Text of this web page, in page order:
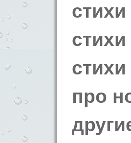
про